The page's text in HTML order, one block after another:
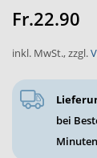
Fr.22.90
inkl. MwSt.,zzgl.
bei
Minuten
images
gallery